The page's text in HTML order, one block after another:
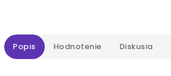
Popis Hodnotenie Diskusia